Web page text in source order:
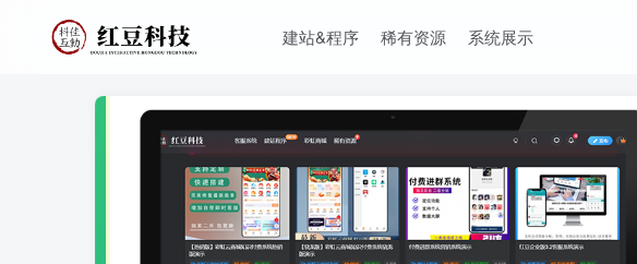
建站&程序 稀有资源 系统展示